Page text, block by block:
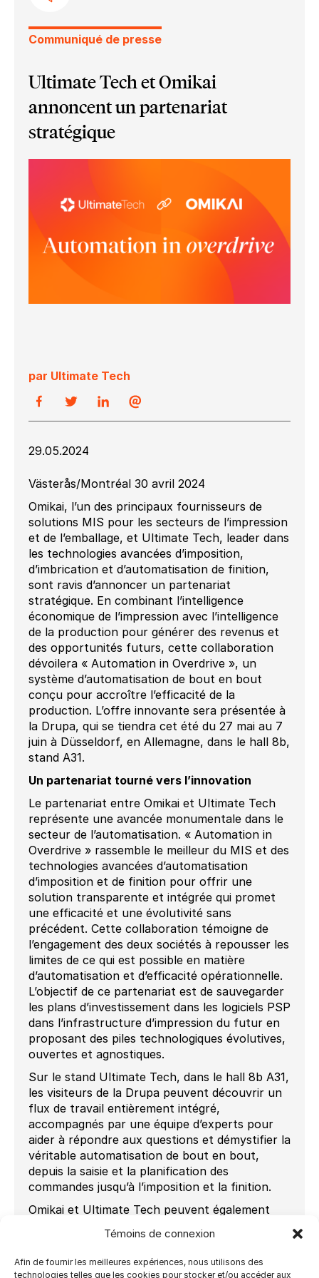
Témoins de connexion
Afin de fournir les meilleures expériences, nous utilisons des
technologies telles que les cookies pour stocker et/ou accéder aux
Communiqué de presse
Ultimate Tech et Omikai
annoncent un partenariat
stratégique
par Ultimate Tech
29.05.2024
Västerås/Montréal 30 avril 2024
Omikai, l’un des principaux fournisseurs de
solutions MIS pour les secteurs de l’impression
et de l’emballage, et Ultimate Tech, leader dans
les technologies avancées d’imposition,
d’imbrication et d’automatisation de finition,
sont ravis d’annoncer un partenariat
stratégique. En combinant l’intelligence
économique de l’impression avec l’intelligence
de la production pour générer des revenus et
des opportunités futurs, cette collaboration
dévoilera « Automation in Overdrive », un
système d’automatisation de bout en bout
conçu pour accroître l’efficacité de la
production. L’offre innovante sera présentée à
la Drupa, qui se tiendra cet été du 27 mai au 7
juin à Düsseldorf, en Allemagne, dans le hall 8b,
stand A31.
Un partenariat tourné vers l’innovation
Le partenariat entre Omikai et Ultimate Tech
représente une avancée monumentale dans le
secteur de l’automatisation. « Automation in
Overdrive » rassemble le meilleur du MIS et des
technologies avancées d’automatisation
d’imposition et de finition pour offrir une
solution transparente et intégrée qui promet
une efficacité et une évolutivité sans
précédent. Cette collaboration témoigne de
l’engagement des deux sociétés à repousser les
limites de ce qui est possible en matière
d’automatisation et d’efficacité opérationnelle.
L’objectif de ce partenariat est de sauvegarder
les plans d’investissement dans les logiciels PSP
dans l’infrastructure d’impression du futur en
proposant des piles technologiques évolutives,
ouvertes et agnostiques.
Sur le stand Ultimate Tech, dans le hall 8b A31,
les visiteurs de la Drupa peuvent découvrir un
flux de travail entièrement intégré,
accompagnés par une équipe d’experts pour
aider à répondre aux questions et démystifier la
véritable automatisation de bout en bout,
depuis la saisie et la planification des
commandes jusqu’à l’imposition et la finition.
Omikai et Ultimate Tech peuvent également
Web pour imprimer le contrôle en amont,
l’impression et l’exécution.